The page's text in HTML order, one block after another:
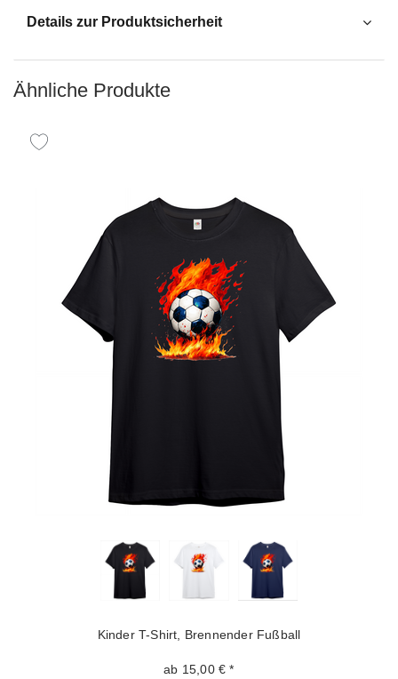
Details zur Produktsicherheit
Ähnliche Produkte
Kinder T-Shirt, Brennender Fußball
ab 15,00 € *